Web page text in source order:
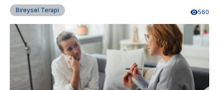
Bireysel Terapi 560